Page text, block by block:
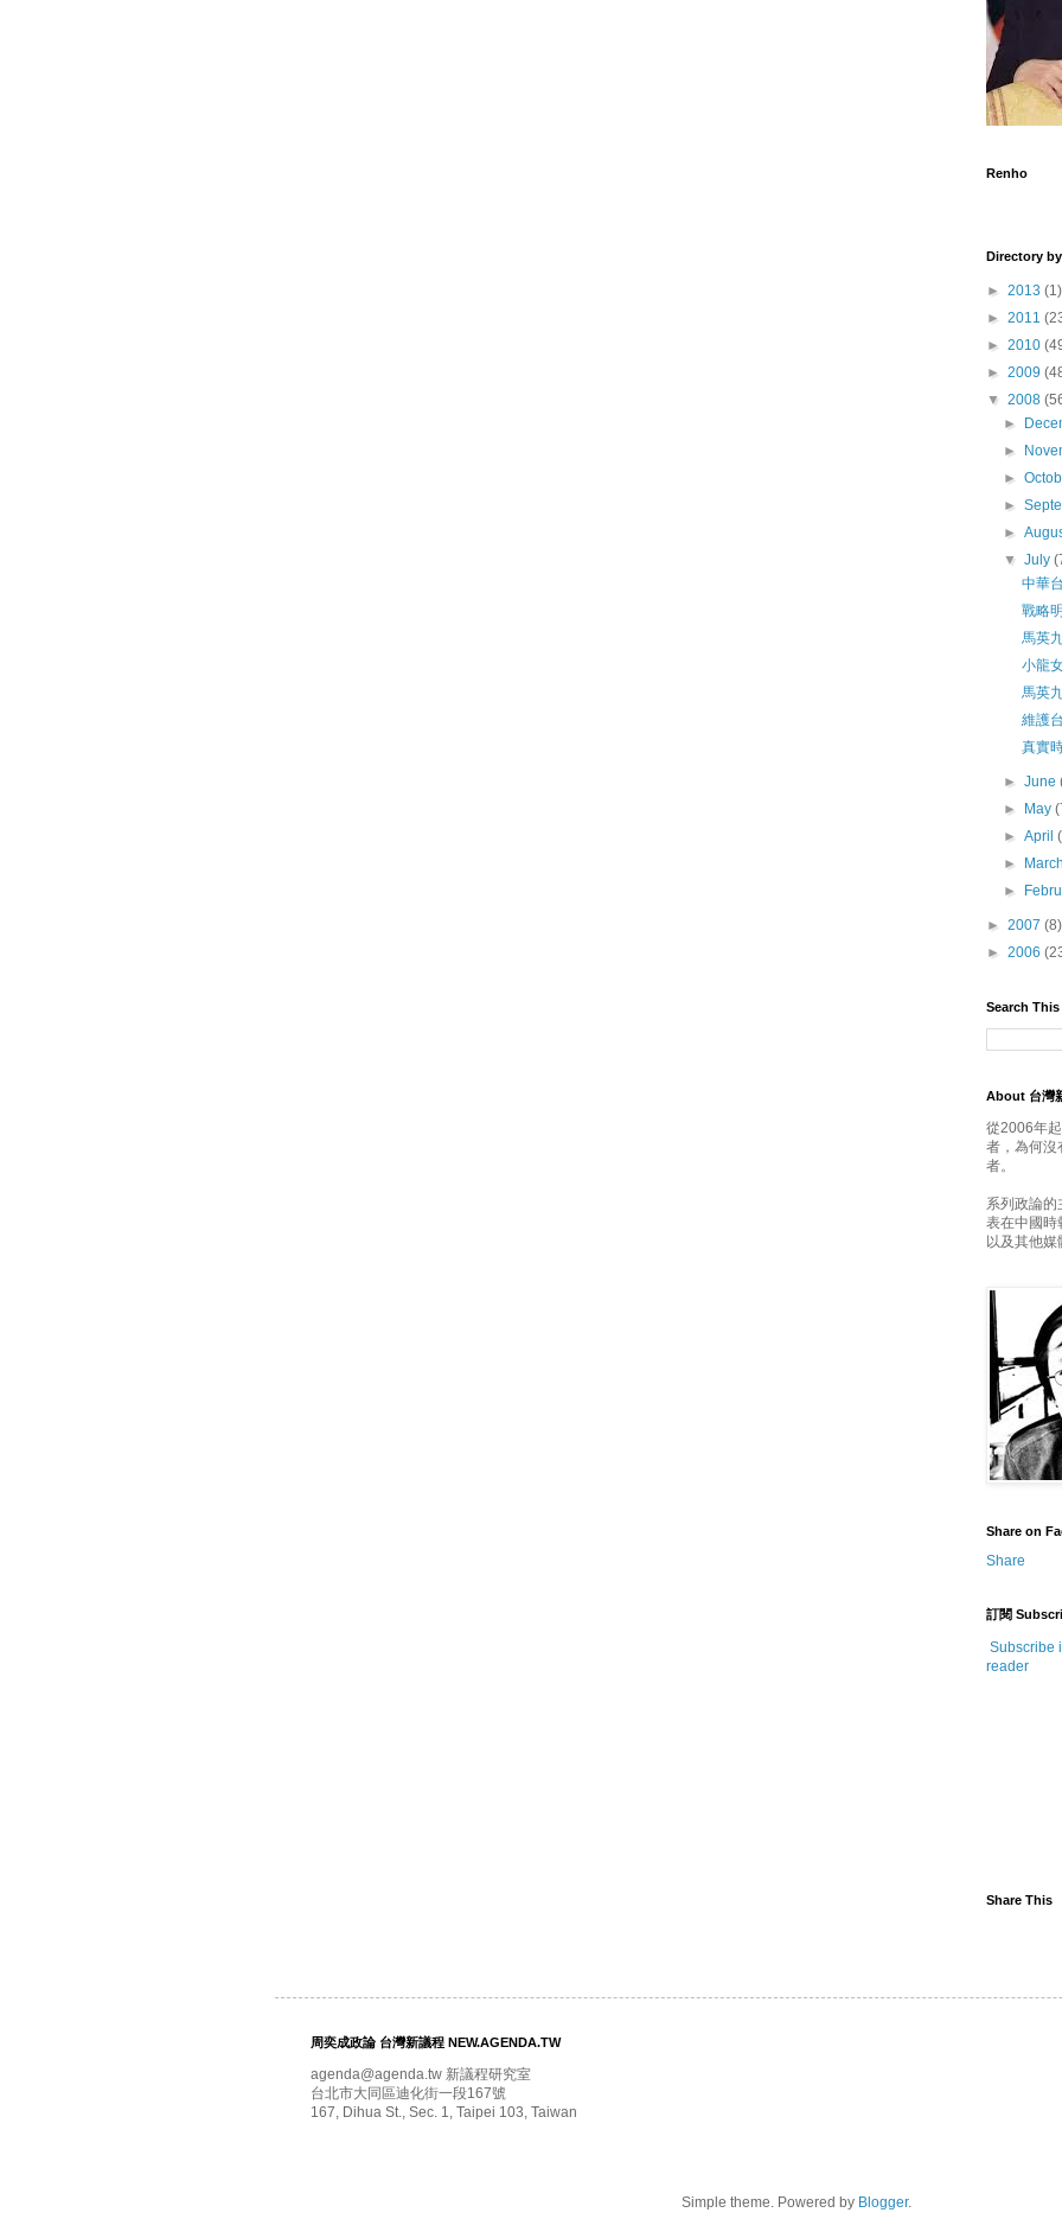
Renho
Directory
► 2013 (1)
► 2011
► 2010
► 2009
▼ 2008
►
►
►
►
►
▼July
中華
戰略
馬英
小龍
馬英
維護
真實
►June
►
May
►April
►
►
► 2007 (8)
► 2006
Search
About 台灣
從2006年
者，為何沒
者。
系列政論
表在中國時
以及其他媒
Share on
Share
訂閱
Subscribe
reader
Share This
周奕成政論 台灣新議程 NEW.AGENDA.TW
agenda@agenda.tw 新議程研究室
台北市大同區迪化街一段167號
167, Dihua St., Sec. 1, Taipei 103, Taiwan
Simple theme. Powered by Blogger.